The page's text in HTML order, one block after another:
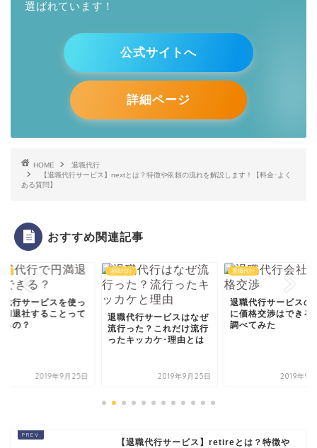
選ばれています！
公式サイトへ
詳細ページ
HOME
退職代行
【退職代行サービス】nextとは？特徴や依頼の流れを解説します！【料金･よく
ある質問】
おすすめ関連記事
代行サービスはなぜ
った？これだけ流行
2019年9月25日
退職代行
退職代行サービスの会社
に価格交渉はできるのか
調べてみた
2019年9月25日
退職代行
退職代行サービスを
2019年9
【退職代行サービス】retireとは？特徴や